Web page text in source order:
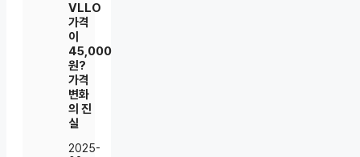
VLLO
가격
이
45,000
원?
가격
변화
의 진
실
2025-